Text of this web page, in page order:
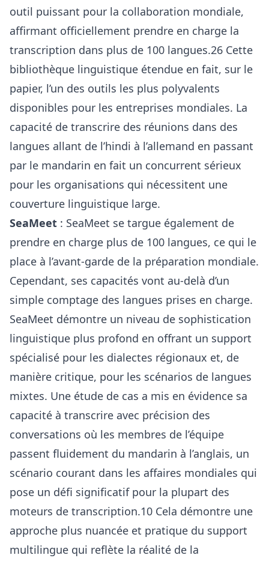
outil puissant pour la collaboration mondiale,
affirmant officiellement prendre en charge la
transcription dans plus de 100 langues.26 Cette
bibliothèque linguistique étendue en fait, sur le
papier, l’un des outils les plus polyvalents
disponibles pour les entreprises mondiales. La
capacité de transcrire des réunions dans des
langues allant de l’hindi à l’allemand en passant
par le mandarin en fait un concurrent sérieux
pour les organisations qui nécessitent une
couverture linguistique large.
SeaMeet : SeaMeet se targue également de
prendre en charge plus de 100 langues, ce qui le
place à l’avant-garde de la préparation mondiale.
Cependant, ses capacités vont au-delà d’un
simple comptage des langues prises en charge.
SeaMeet démontre un niveau de sophistication
linguistique plus profond en offrant un support
spécialisé pour les dialectes régionaux et, de
manière critique, pour les scénarios de langues
mixtes. Une étude de cas a mis en évidence sa
capacité à transcrire avec précision des
conversations où les membres de l’équipe
passent fluidement du mandarin à l’anglais, un
scénario courant dans les affaires mondiales qui
pose un défi significatif pour la plupart des
moteurs de transcription.10 Cela démontre une
approche plus nuancée et pratique du support
multilingue qui reflète la réalité de la